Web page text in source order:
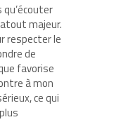
qu’écouter
majeur.
respecter le
de
favorise
à mon
ce qui